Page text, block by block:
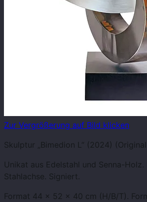
Zur Vergrößerung auf Bild klicken
Skulptur „Bimedion L“ (2024)
Unikat aus Edelstahl und Senna-
Stahlachse. Signiert.
Format 44 x 52 x 40 cm (H/B/T).